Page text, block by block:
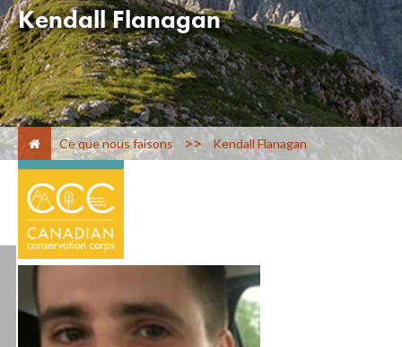
Kendall Flanagan
Ce que nous faisons > Kendall Flanagan